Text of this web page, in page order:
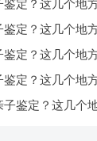
定？这几个地
定？这几个地
定？这几个地
定？这几个地
鉴定？这几个